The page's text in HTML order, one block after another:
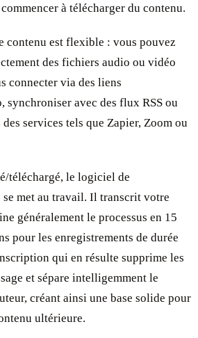
à télécharger du contenu.
contenu est flexible : vous pouvez
des fichiers audio ou vidéo
connecter via des liens
synchroniser avec des flux RSS ou
services tels que Zapier, Zoom ou
téléchargé, le logiciel de
met au travail. Il transcrit votre
généralement le processus en 15
pour les enregistrements de durée
qui en résulte supprime les
et sépare intelligemment le
créant ainsi une base solide pour
ultérieure.